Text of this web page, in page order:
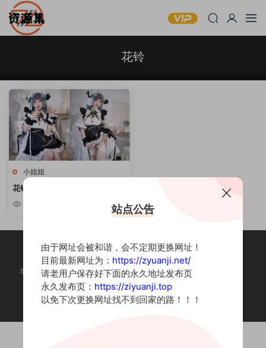
花铃
小姐姐
花铃 – 可甜可盐妹子写真合集 [持
续更新]
本站为摄影写真图片网站，内容来自网络收集整理，仅作个人学习使用。
如有违法内容请联系删除
Copyright © 2022 资源集
站点公告
由于网址会被和谐，会不定期更换网址！
目前最新网址为： https://zyuanji.net/
请老用户保存好下面的永久地址发布页
永久发布页： https://ziyuanji.top
以免下次更换网址找不到回家的路！！！